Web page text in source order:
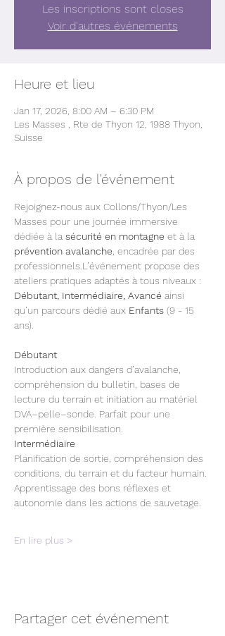
Les inscriptions sont closes
Voir d'autres événements
Heure et lieu
Jan 17, 2026, 8:00 AM – 6:30 PM
Les Masses , Rte de Thyon 12, 1988 Thyon,
Suisse
À propos de l'événement
Rejoignez-nous aux Collons/Thyon/Les
Masses pour une journée immersive
dédiée à la sécurité en montagne et à la
prévention avalanche , encadrée par des
professionnels.L’événement propose des
ateliers pratiques adaptés à tous niveaux :
Débutant, Intermédiaire, Avancé ainsi
qu’un parcours dédié aux Enfants (9 - 15
ans).
Débutant
Introduction aux dangers d’avalanche,
compréhension du bulletin, bases de
lecture du terrain et initiation au matériel
DVA–pelle–sonde. Parfait pour une
première sensibilisation.
Intermédiaire
Planification de sortie, compréhension des
conditions, du terrain et du facteur humain.
Apprentissage des bons réflexes et
autonomie dans les actions de sauvetage.
En lire plus >
Partager cet événement